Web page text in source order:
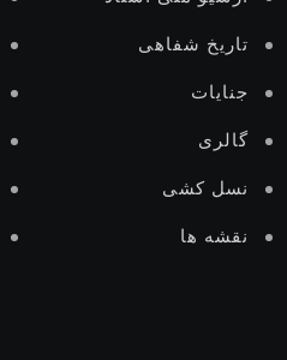
تاریخ شفاهی
جنایات
گالری
نسل‌ کشی
نقشه ها